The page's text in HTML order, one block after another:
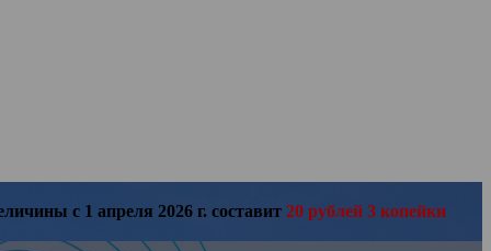
с 1 апреля 2026 г. составит 20 рублей 3 копейки